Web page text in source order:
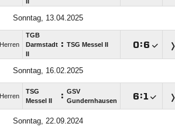
Sonntag, 13.04.2025
Herren
TGB
Darmstadt : TSG Messel II :
Sonntag, 16.02.2025
Herren
TSG
Messel II
: GSV
Gundernhausen
:
Sonntag, 22.09.2024